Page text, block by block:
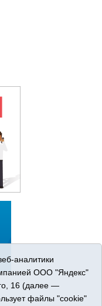
аналитики
ООО "Яндекс"
16 (далее —
файлы "cookie"